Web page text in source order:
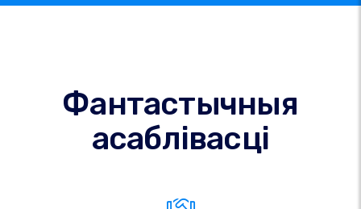
Фантастычныя
асаблівасці